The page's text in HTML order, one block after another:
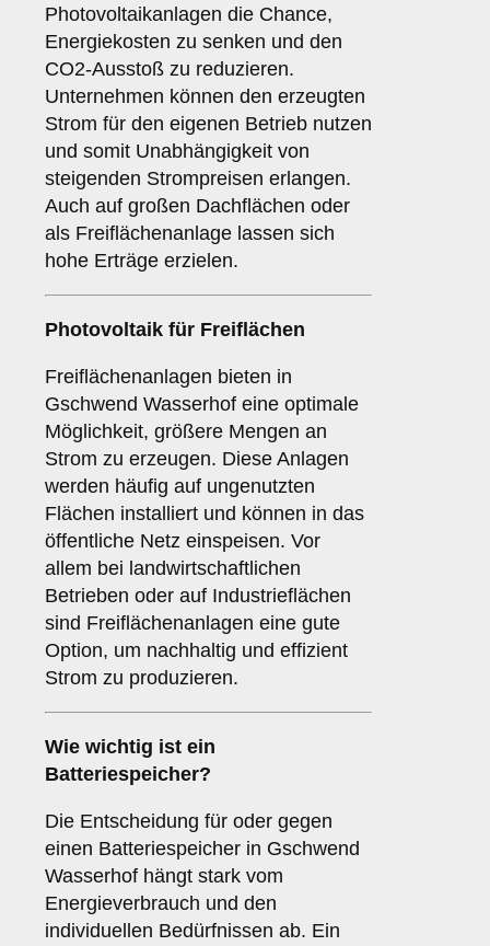
Photovoltaikanlagen die Chance,
Energiekosten zu senken und den
CO2-Ausstoß zu reduzieren.
Unternehmen können den erzeugten
Strom für den eigenen Betrieb nutzen
und somit Unabhängigkeit von
steigenden Strompreisen erlangen.
Auch auf großen Dachflächen oder
als Freiflächenanlage lassen sich
hohe Erträge erzielen.
Photovoltaik für Freiflächen
Freiflächenanlagen bieten in
Gschwend Wasserhof eine optimale
Möglichkeit, größere Mengen an
Strom zu erzeugen. Diese Anlagen
werden häufig auf ungenutzten
Flächen installiert und können in das
öffentliche Netz einspeisen. Vor
allem bei landwirtschaftlichen
Betrieben oder auf Industrieflächen
sind Freiflächenanlagen eine gute
Option, um nachhaltig und effizient
Strom zu produzieren.
Wie wichtig ist ein
Batteriespeicher?
Die Entscheidung für oder gegen
einen Batteriespeicher in Gschwend
Wasserhof hängt stark vom
Energieverbrauch und den
individuellen Bedürfnissen ab. Ein